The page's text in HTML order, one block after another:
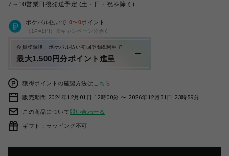
7～10営業日後発送予定 (土・日・祝を除く)
ポケパル払いで 0〜0ポイント
（1P=1円）※キャンペーン分除く
会員登録後、ポケパル払い初回登録&利用で
最大1,500円分ポイント進呈
獲得ポイントの確認方法は こちら
販売期間 2024年12月01日 12時00分 〜 2026年12月31日 23時59分
この商品について問い合わせる
ギフト：ラッピング不可